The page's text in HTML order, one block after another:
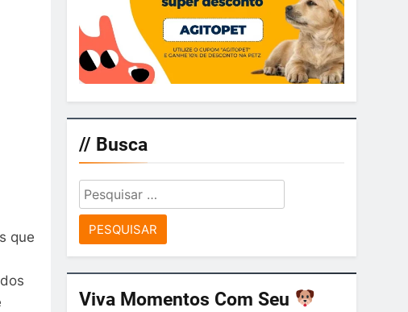
que
// Busca
Pesquisar
por:
Viva Momentos Com Seu